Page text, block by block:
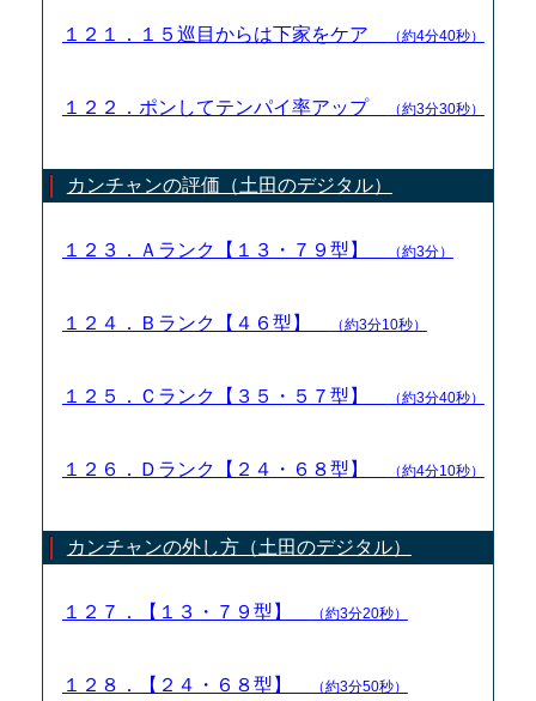
１２１．１５巡目からは下家をケア （約4分40秒）
１２２．ポンしてテンパイ率アップ （約3分30秒）
カンチャンの評価（土田のデジタル）
１２３．Ａランク【１３・７９型】 （約3分）
１２４．Ｂランク【４６型】 （約3分10秒）
１２５．Ｃランク【３５・５７型】 （約3分40秒）
１２６．Ｄランク【２４・６８型】 （約4分10秒）
カンチャンの外し方（土田のデジタル）
１２７．【１３・７９型】 （約3分20秒）
１２８．【２４・６８型】 （約3分50秒）